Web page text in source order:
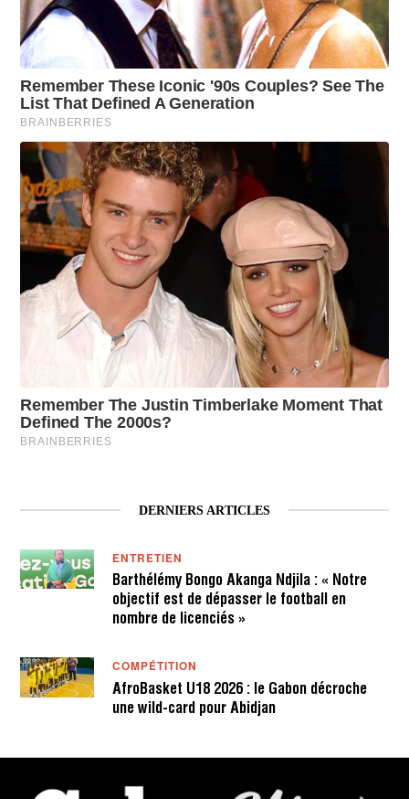
DERNIERS ARTICLES
ENTRETIEN
Barthélémy Bongo Akanga Ndjila : « Notre
objectif est de dépasser le football en
nombre de licenciés »
COMPÉTITION
AfroBasket U18 2026 : le Gabon décroche
une wild-card pour Abidjan